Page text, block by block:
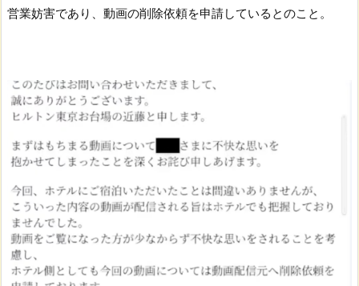
営業妨害であり、動画の削除依頼を申請しているとのこと。